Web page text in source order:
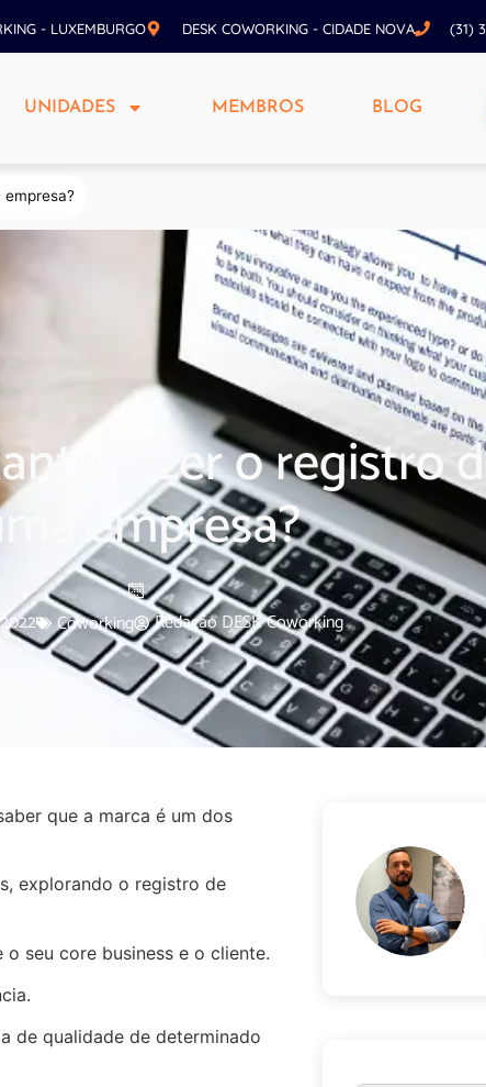
- LUXEMBURGO DESK COWORKING - CIDADE NOVA (31)
UNIDADES MEMBROS BLOG
fazer o registro
empresa?
2022 Coworking Redação DESK Coworking
que a marca é um dos
explorando o registro de
seu core business e o cliente.
de qualidade de determinado